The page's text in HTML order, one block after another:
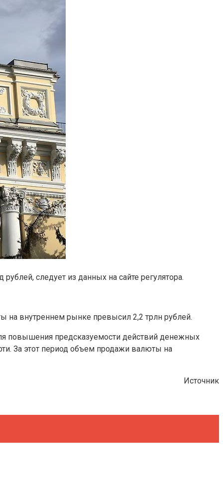
следует из данных на сайте регулятора.
внутреннем рынке превысил 2,2 трлн рублей.
повышения предсказуемости действий денежных
За этот период объем продажи валюты на
Источник